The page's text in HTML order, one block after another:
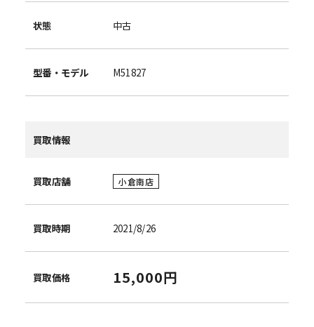
状態 中古
型番・モデル M51827
買取情報
買取店舗 小倉南店
買取時期 2021/8/26
買取価格 15,000円